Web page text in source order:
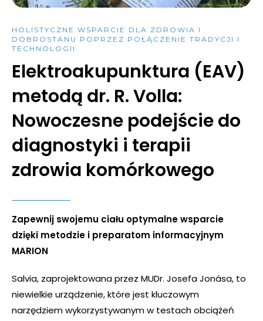
HOLISTYCZNE WSPARCIE DLA ZDROWIA I
DOBROSTANU POPRZEZ POŁĄCZENIE TRADYCJI I
TECHNOLOGII
Elektroakupunktura (EAV)
metodą dr. R. Volla:
Nowoczesne podejście do
diagnostyki i terapii
zdrowia komórkowego
Zapewnij swojemu ciału optymalne wsparcie
dzięki metodzie i preparatom informacyjnym
MARION
Salvia, zaprojektowana przez MUDr. Josefa Jonása, to
niewielkie urządzenie, które jest kluczowym
narzędziem wykorzystywanym w testach obciążeń